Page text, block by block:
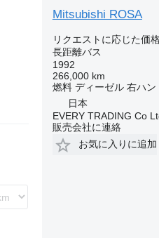
Mitsubishi ROSA
リクエストに応じた価
長距離バス
1992
266,000 km
燃料 ディーゼル 右ハン
日本
EVERY TRADING Co
販売会社に連絡
お気に入りに追加